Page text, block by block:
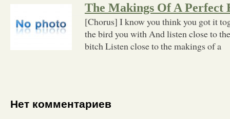
The Makings Of A Perfect
[Chorus] I know you think you got it
the bird you with And listen close to
bitch Listen close to the makings of a
Нет комментариев